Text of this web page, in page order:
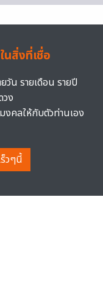
นสิ่งที่เชื่อ
วัน รายเดือน รายปี
ง
งคลให้กับตัวท่านเอง
วๆนี้